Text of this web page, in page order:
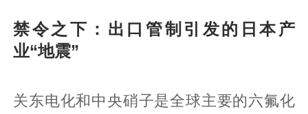
禁令之下：出口管制引发的日本产
业“地震”
关东电化和中央硝子是全球主要的六氟化